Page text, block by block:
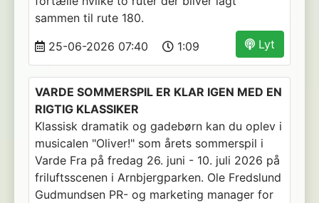
sammen til rute 180.
Lyt
25-06-2026 07:40 1:09
VARDE SOMMERSPIL ER KLAR IGEN MED EN
RIGTIG KLASSIKER
Klassisk dramatik og gadebørn kan du oplev i
musicalen "Oliver!" som årets sommerspil i
Varde Fra på fredag 26. juni - 10. juli 2026 på
friluftsscenen i Arnbjergparken. Ole Fredslund
Gudmundsen PR- og marketing manager for